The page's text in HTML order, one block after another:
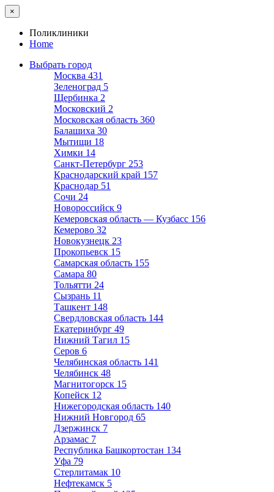
×
Поликлиники
Home
Выбрать город
Москва 431
Зеленоград 5
Щербинка 2
Московский 2
Московская область 360
Балашиха 30
Мытищи 18
Химки 14
Санкт-Петербург 253
Краснодарский край 157
Краснодар 51
Сочи 24
Новороссийск 9
Кемеровская область — Кузбасс 156
Кемерово 32
Новокузнецк 23
Прокопьевск 15
Самарская область 155
Самара 80
Тольятти 24
Сызрань 11
Ташкент 148
Свердловская область 144
Екатеринбург 49
Нижний Тагил 15
Серов 6
Челябинская область 141
Челябинск 48
Магнитогорск 15
Копейск 12
Нижегородская область 140
Нижний Новгород 65
Дзержинск 7
Арзамас 7
Республика Башкортостан 134
Уфа 79
Стерлитамак 10
Нефтекамск 5